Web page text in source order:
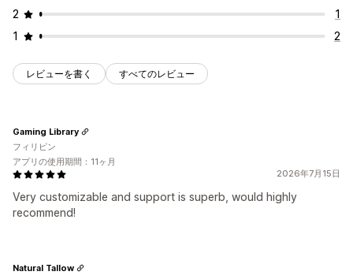
2
1
1
2
レビューを書く すべてのレビュー
2026年7月15日
Very customizable and support is superb, would highly
recommend!
Gaming Library
フィリピン
アプリの使用期間：11ヶ月
Natural Tallow